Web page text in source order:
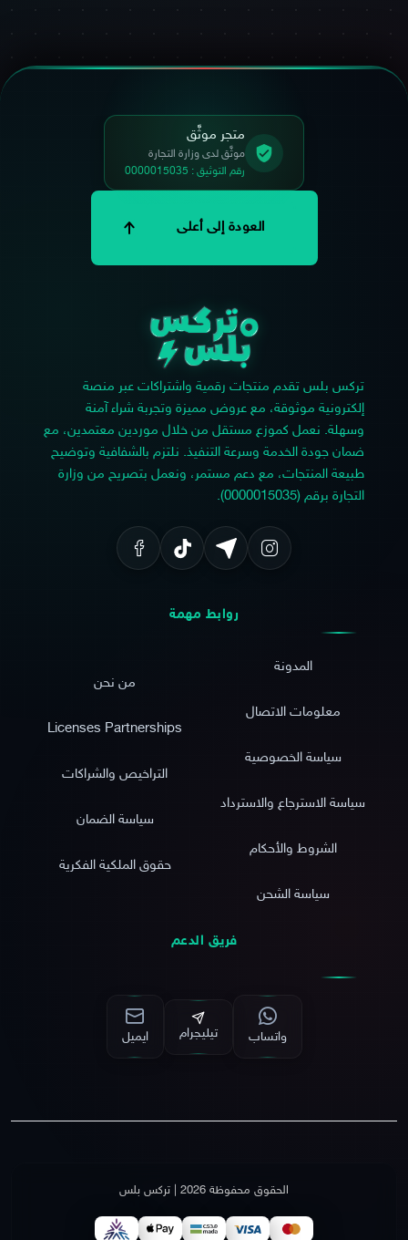
متجر موثَّق
موثَّق لدى وزارة التجارة
رقم التوثيق : 0000015035
العودة إلى أعلى
تركس بلس تقدم منتجات رقمية واشتراكات عبر منصة
إلكترونية موثوقة، مع عروض مميزة وتجربة شراء آمنة
وسهلة. نعمل كموزع مستقل من خلال موردين معتمدين، مع
ضمان جودة الخدمة وسرعة التنفيذ. نلتزم بالشفافية وتوضيح
طبيعة المنتجات، مع دعم مستمر، ونعمل بتصريح من وزارة
التجارة برقم (0000015035).
روابط مهمة
المدونة
معلومات الاتصال
سياسة الخصوصية
سياسة الاسترجاع والاسترداد
الشروط والأحكام
سياسة الشحن
من نحن
Licenses Partnerships
التراخيص والشراكات
سياسة الضمان
حقوق الملكية الفكرية
فريق الدعم
واتساب تيليجرام ايميل
الحقوق محفوظة 2026 | تركس بلس